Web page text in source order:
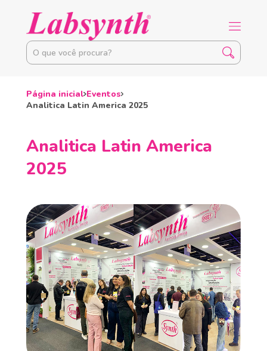
Página inicial Eventos
Analitica Latin America 2025
Analitica Latin America
2025